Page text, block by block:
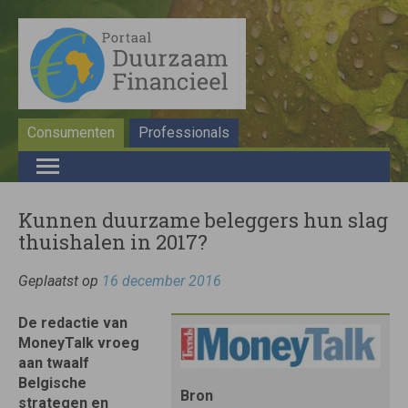
Consumenten Professionals
Kunnen duurzame beleggers hun slag
thuishalen in 2017?
Geplaatst op 16 december 2016
Bron
De redactie van
MoneyTalk vroeg
aan twaalf
Belgische
strategen en